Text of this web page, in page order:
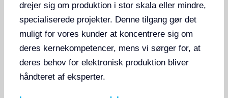
drejer sig om produktion i stor skala eller mindre,
specialiserede projekter. Denne tilgang gør det
muligt for vores kunder at koncentrere sig om
deres kernekompetencer, mens vi sørger for, at
deres behov for elektronisk produktion bliver
håndteret af eksperter.